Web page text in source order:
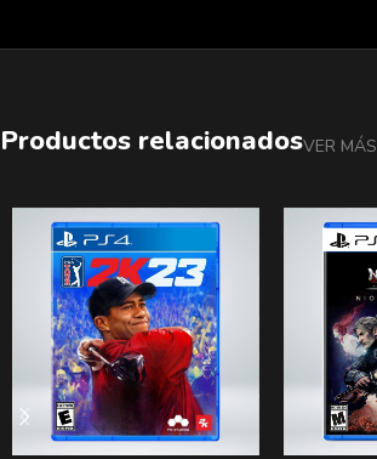
Productos relacionadosVER MÁS